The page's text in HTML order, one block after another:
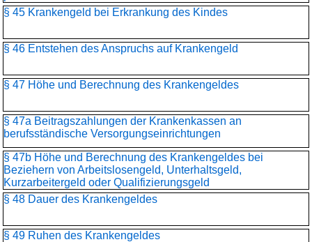
§ 45 Krankengeld bei Erkrankung des Kindes
§ 46 Entstehen des Anspruchs auf Krankengeld
§ 47 Höhe und Berechnung des Krankengeldes
§ 47a Beitragszahlungen der Krankenkassen an
berufsständische Versorgungseinrichtungen
§ 47b Höhe und Berechnung des Krankengeldes bei
Beziehern von Arbeitslosengeld, Unterhaltsgeld,
Kurzarbeitergeld oder Qualifizierungsgeld
§ 48 Dauer des Krankengeldes
§ 49 Ruhen des Krankengeldes